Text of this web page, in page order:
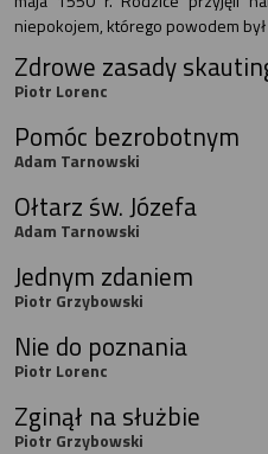
niepokojem, którego powodem
Zdrowe zasady
Piotr Lorenc
Pomóc bezrobotnym
Adam Tarnowski
Ołtarz św. Józefa
Adam Tarnowski
Jednym zdaniem
Piotr Grzybowski
Nie do poznania
Piotr Lorenc
Zginął na służbie
Piotr Grzybowski